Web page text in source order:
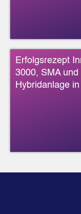
Erfolgsrezept
3000, SMA
Hybridanlage